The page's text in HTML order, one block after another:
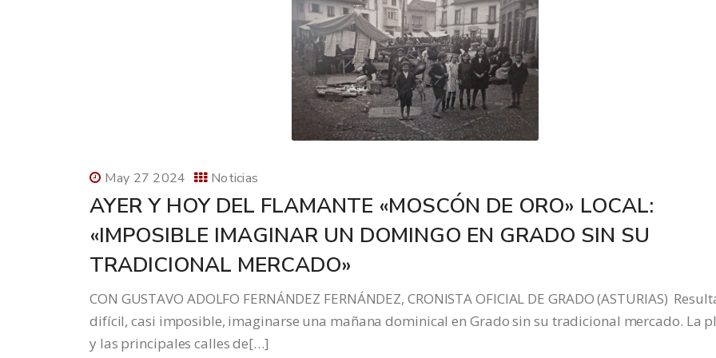
May 27 2024 Noticias
AYER Y HOY DEL FLAMANTE «MOSCÓN DE ORO» LOCAL:
«IMPOSIBLE IMAGINAR UN DOMINGO EN GRADO SIN SU
TRADICIONAL MERCADO»
CON GUSTAVO ADOLFO FERNÁNDEZ FERNÁNDEZ, CRONISTA OFICIAL DE GRADO (ASTURIAS)
difícil, casi imposible, imaginarse una mañana dominical en Grado sin su tradicional mercado. La
y las principales calles de[…]